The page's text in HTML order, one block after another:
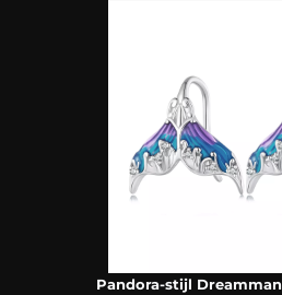
Pandora-stijl Dreamman